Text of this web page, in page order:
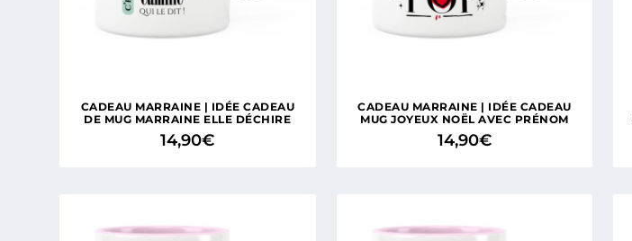
CADEAU MARRAINE | IDÉE CADEAU
DE MUG MARRAINE ELLE DÉCHIRE
14,90€
CADEAU MARRAINE | IDÉE CADEAU
MUG JOYEUX NOËL AVEC PRÉNOM
14,90€